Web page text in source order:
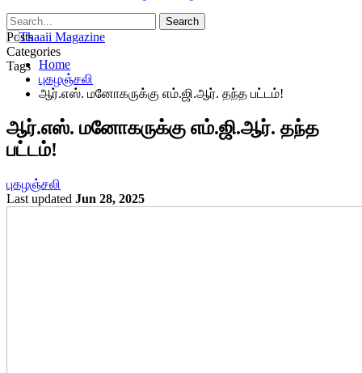
Posts
Categories
Tags Home
புகழஞ்சலி
ஆர்.எஸ். மனோகருக்கு எம்.ஜி.ஆர். தந்த பட்டம்!
ஆர்.எஸ். மனோகருக்கு எம்.ஜி.ஆர். தந்த
பட்டம்!
புகழஞ்சலி
Last updated Jun 28, 2025